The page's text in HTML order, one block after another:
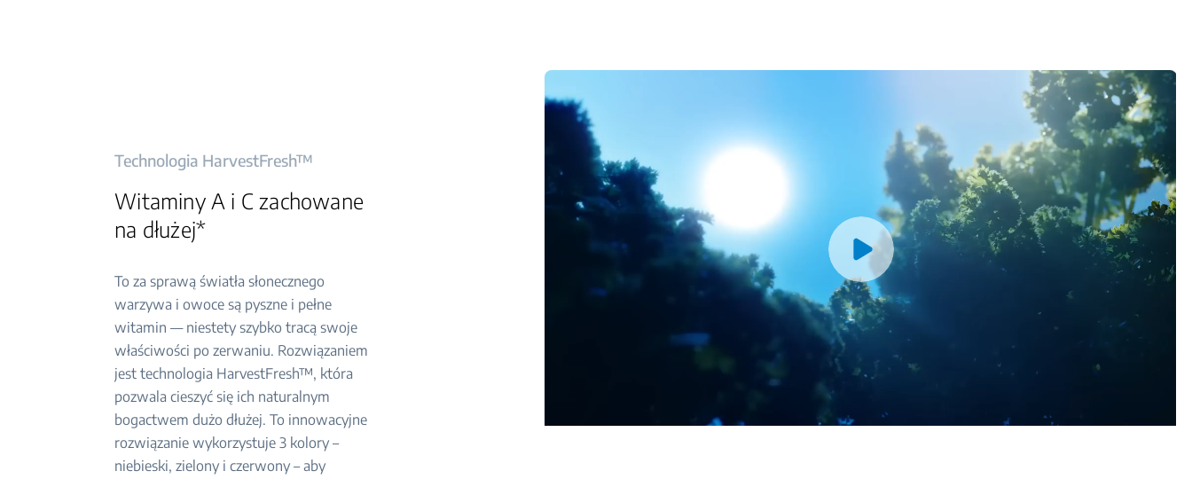
Technologia HarvestFresh™
Witaminy A i C zachowane
na dłużej*
To za sprawą światła słonecznego
warzywa i owoce są pyszne i pełne
witamin — niestety szybko tracą swoje
właściwości po zerwaniu. Rozwiązaniem
jest technologia HarvestFresh™, która
pozwala cieszyć się ich naturalnym
bogactwem dużo dłużej. To innowacyjne
rozwiązanie wykorzystuje 3 kolory –
niebieski, zielony i czerwony – aby